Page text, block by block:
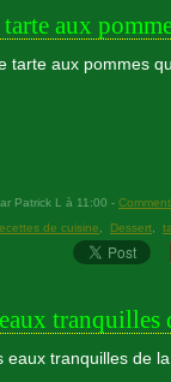
aux
Patrick L à 11:00 -
de cuisine Dessert
tranquilles